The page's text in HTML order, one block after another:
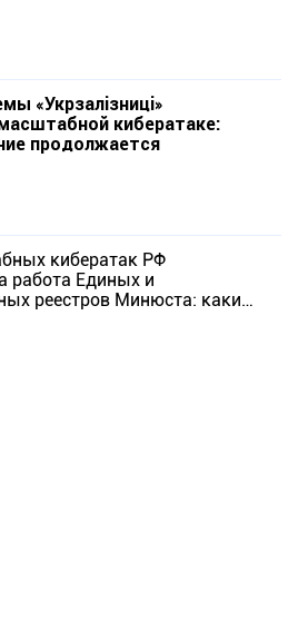
«Укрзалізниці»
кибератаке:
продолжается
кибератак РФ
работа Единых и
реестров Минюста: каких